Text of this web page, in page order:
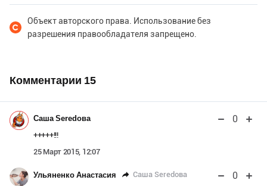
Объект авторского права. Использование без
разрешения правообладателя запрещено.
Комментарии 15
Саша Seredова 0
+++++!!!
25 Март 2015, 12:07
Ульяненко Анастасия Саша Seredова 0